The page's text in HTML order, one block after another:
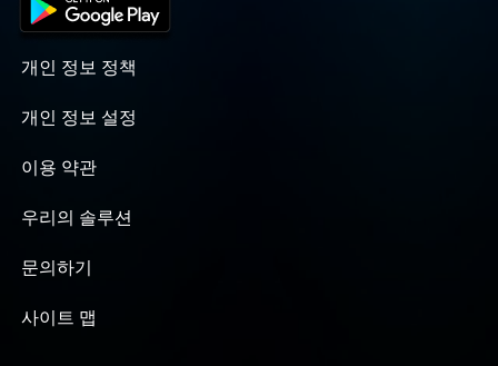
개인 정보 정책
개인 정보 설정
이용 약관
우리의 솔루션
문의하기
사이트 맵